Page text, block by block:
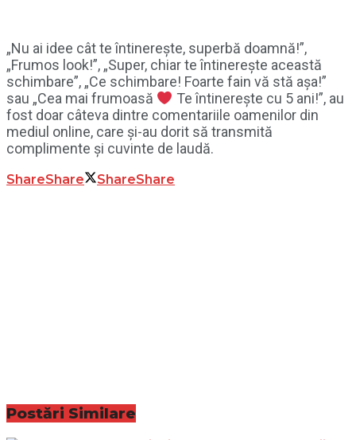
„Nu ai idee cât te întinerește, superbă doamnă!”,
„Frumos look!”, „Super, chiar te întinerește această
schimbare”, „Ce schimbare! Foarte fain vă stă așa!”
sau „Cea mai frumoasă
Te întinerește cu 5 ani!”, au
fost doar câteva dintre comentariile oamenilor din
mediul online, care și-au dorit să transmită
complimente și cuvinte de laudă.
ShareShare ShareShare
Postări Similare